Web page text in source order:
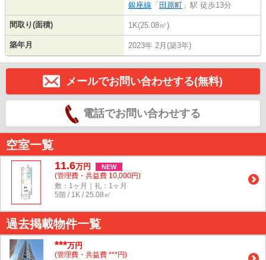
銀座線 「 田原町 」駅 徒歩13分
間取り(面積) 1K(25.08㎡)
築年月 2023年 2月(築3年)
メールでお問い合わせする(無料)
電話でお問い合わせする
空室一覧
11.6万円 NEW
(管理費・共益費 10,000円)
敷：1ヶ月｜礼：1ヶ月
5階 / 1K / 25.08㎡
過去掲載物件一覧
***万円
(管理費・共益費 ***円)